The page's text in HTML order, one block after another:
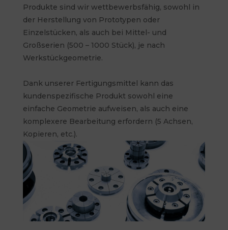
Produkte sind wir wettbewerbsfähig, sowohl in
der Herstellung von Prototypen oder
Einzelstücken, als auch bei Mittel- und
Großserien (500 – 1000 Stück), je nach
Werkstückgeometrie.
Dank unserer Fertigungsmittel kann das
kundenspezifische Produkt sowohl eine
einfache Geometrie aufweisen, als auch eine
komplexere Bearbeitung erfordern (5 Achsen,
Kopieren, etc.).